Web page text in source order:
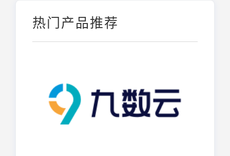
热门产品推荐